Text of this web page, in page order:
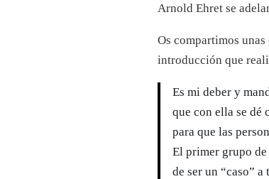
Arnold Ehret se
Os compartimos
introducción que
Es mi deber y
que con ella se dé
para que las
El primer grupo
de ser un “caso”